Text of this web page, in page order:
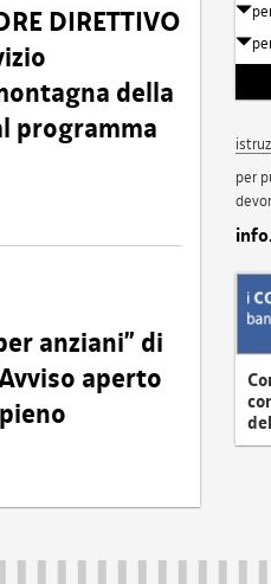
DIRETTIVO
della
programma
anziani” di
aperto
per